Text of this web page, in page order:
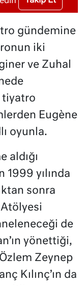
gündemine
iki
ve Zuhal
tiyatro
Eugène
oyunla.
aldığı
1999 yılında
sonra
de
yönettiği,
Zeynep
Kılınç’ın da